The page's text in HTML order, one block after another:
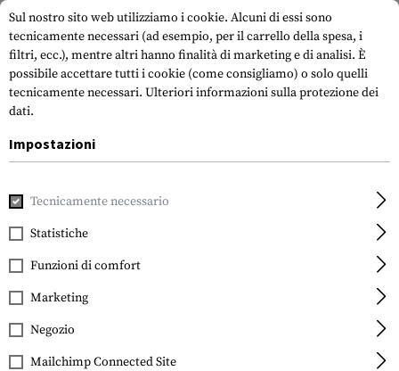
Blackhawk
SERPA Holster für 1911
Sul nostro sito web utilizziamo i cookie. Alcuni di essi sono
tecnicamente necessari (ad esempio, per il carrello della spesa, i
filtri, ecc.), mentre altri hanno finalità di marketing e di analisi. È
possibile accettare tutti i cookie (come consigliamo) o solo quelli
tecnicamente necessari. Ulteriori informazioni sulla protezione dei
dati.
Impostazioni
Tecnicamente necessario
Statistiche
Funzioni di comfort
Marketing
Negozio
Mailchimp Connected Site